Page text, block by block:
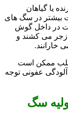
یا گیاهان
بیشتر در سگ های
در داخل گوش
زجر می کشند و
خارانند.
ممکن است
عفونی توجه
سگ